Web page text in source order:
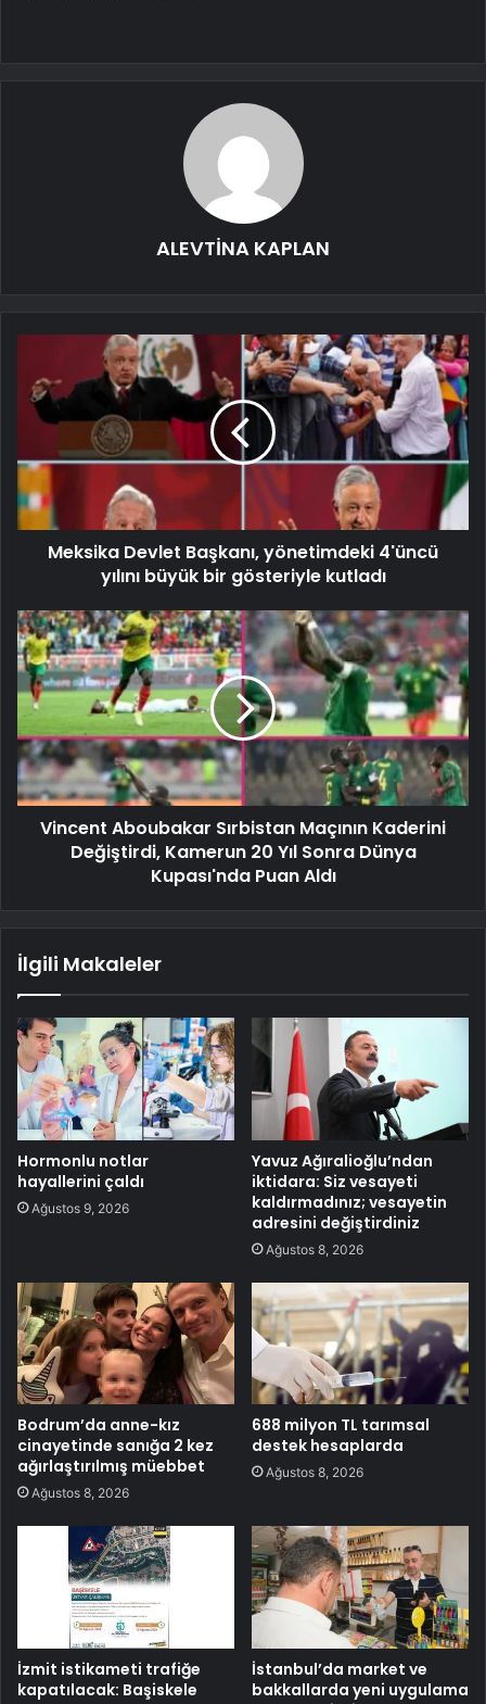
ALEVTİNA KAPLAN
Meksika Devlet Başkanı, yönetimdeki 4'üncü
yılını büyük bir gösteriyle kutladı
Vincent Aboubakar Sırbistan Maçının Kaderini
Değiştirdi, Kamerun 20 Yıl Sonra Dünya
Kupası'nda Puan Aldı
İlgili Makaleler
Hormonlu notlar
hayallerini çaldı
Ağustos 9, 2026
Yavuz Ağıralioğlu’ndan
iktidara: Siz vesayeti
kaldırmadınız; vesayetin
adresini değiştirdiniz
Ağustos 8, 2026
Bodrum’da anne-kız
cinayetinde sanığa 2 kez
ağırlaştırılmış müebbet
Ağustos 8, 2026
688 milyon TL tarımsal
destek hesaplarda
Ağustos 8, 2026
İzmit istikameti trafiğe
kapatılacak: Başiskele
İstanbul’da market ve
bakkallarda yeni uygulama